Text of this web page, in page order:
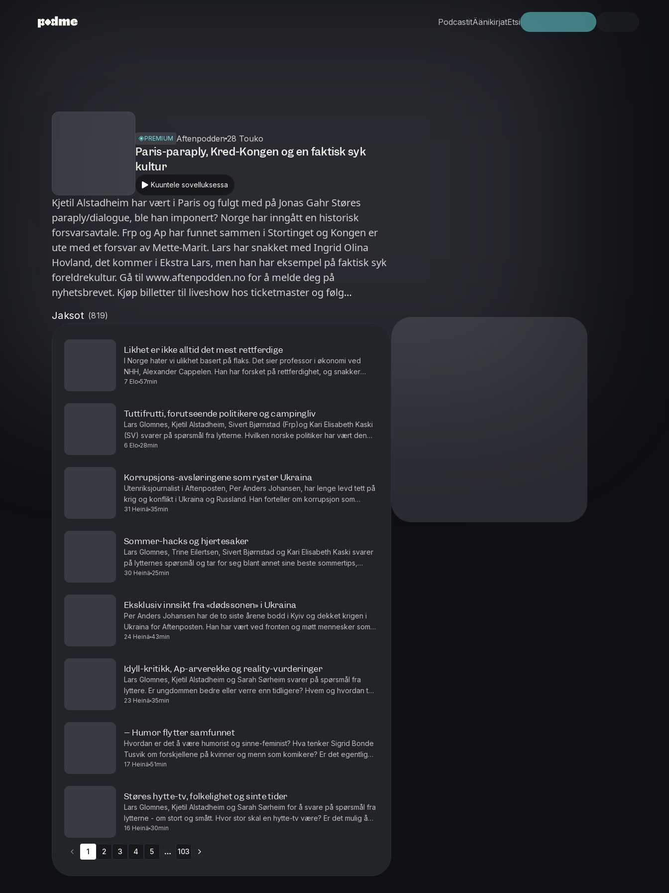
PodcastitÄänikirjatEtsi
PREMIUM Aftenpodden 28 Touko
Paris-paraply, Kred-Kongen og en faktisk syk
kultur
Kuuntele sovelluksessa
Kjetil Alstadheim har vært i Paris og fulgt med på Jonas Gahr Støres
paraply/dialogue, ble han imponert? Norge har inngått en historisk
forsvarsavtale. Frp og Ap har funnet sammen i Stortinget og Kongen er
ute med et forsvar av Mette-Marit. Lars har snakket med Ingrid Olina
Hovland, det kommer i Ekstra Lars, men han har eksempel på faktisk syk
foreldrekultur. Gå til www.aftenpodden.no for å melde deg på
nyhetsbrevet. Kjøp billetter til liveshow hos ticketmaster og følg
Jaksot (819)
Likhet er ikke alltid det mest rettferdige
I Norge hater vi ulikhet basert på flaks. Det sier professor i økonomi ved
NHH, Alexander Cappelen. Han har forsket på rettferdighet, og snakker
særlig om hvem som er åpne for økonomisk ulikhet som sk...
7 Elo 57min
Tuttifrutti, forutseende politikere og campingliv
Lars Glomnes, Kjetil Alstadheim, Sivert Bjørnstad (Frp)og Kari Elisabeth Kaski
(SV) svarer på spørsmål fra lytterne. Hvilken norske politiker har vært den
6 Elo 28min
Korrupsjons-avsløringene som ryster Ukraina
Utenriksjournalist i Aftenposten, Per Anders Johansen, har lenge levd tett på
krig og konflikt i Ukraina og Russland. Han forteller om korrupsjon som
nærmer seg presidentens innerste sirkler, og hvorf...
31 Heinä 35min
Sommer-hacks og hjertesaker
Lars Glomnes, Trine Eilertsen, Sivert Bjørnstad og Kari Elisabeth Kaski svarer
på lytternes spørsmål og tar for seg blant annet sine beste sommertips,
hvilke saker de virkelig brenner for og hvem som ...
30 Heinä 25min
Eksklusiv innsikt fra «dødssonen» i Ukraina
Per Anders Johansen har de to siste årene bodd i Kyiv og dekket krigen i
Ukraina for Aftenposten. Han har vært ved fronten og møtt mennesker som
har gått fra å ha helt vanlige jobber og liv, til å nå ...
24 Heinä 43min
Idyll-kritikk, Ap-arverekke og reality-vurderinger
Lars Glomnes, Kjetil Alstadheim og Sarah Sørheim svarer på spørsmål fra
lyttere. Er ungdommen bedre eller verre enn tidligere? Hvem og hvordan tar
noen over etter Jonas Gahr Støre og Trygve Slagsvold ...
23 Heinä 35min
– Humor flytter samfunnet
Hvordan er det å være humorist og sinne-feminist? Hva tenker Sigrid Bonde
Tusvik om forskjellene på kvinner og menn som komikere? Er det egentlig
lov til å kødde med kongen? Og Sigrid forteller om hva...
17 Heinä 51min
Støres hytte-tv, folkelighet og sinte tider
Lars Glomnes, Kjetil Alstadheim og Sarah Sørheim for å svare på spørsmål fra
lytterne - om stort og smått. Hvor stor skal en hytte-tv være? Er det mulig å
være folkelig som toppolitiker - og kommer d...
16 Heinä 30min
1 2 3 4 5 103